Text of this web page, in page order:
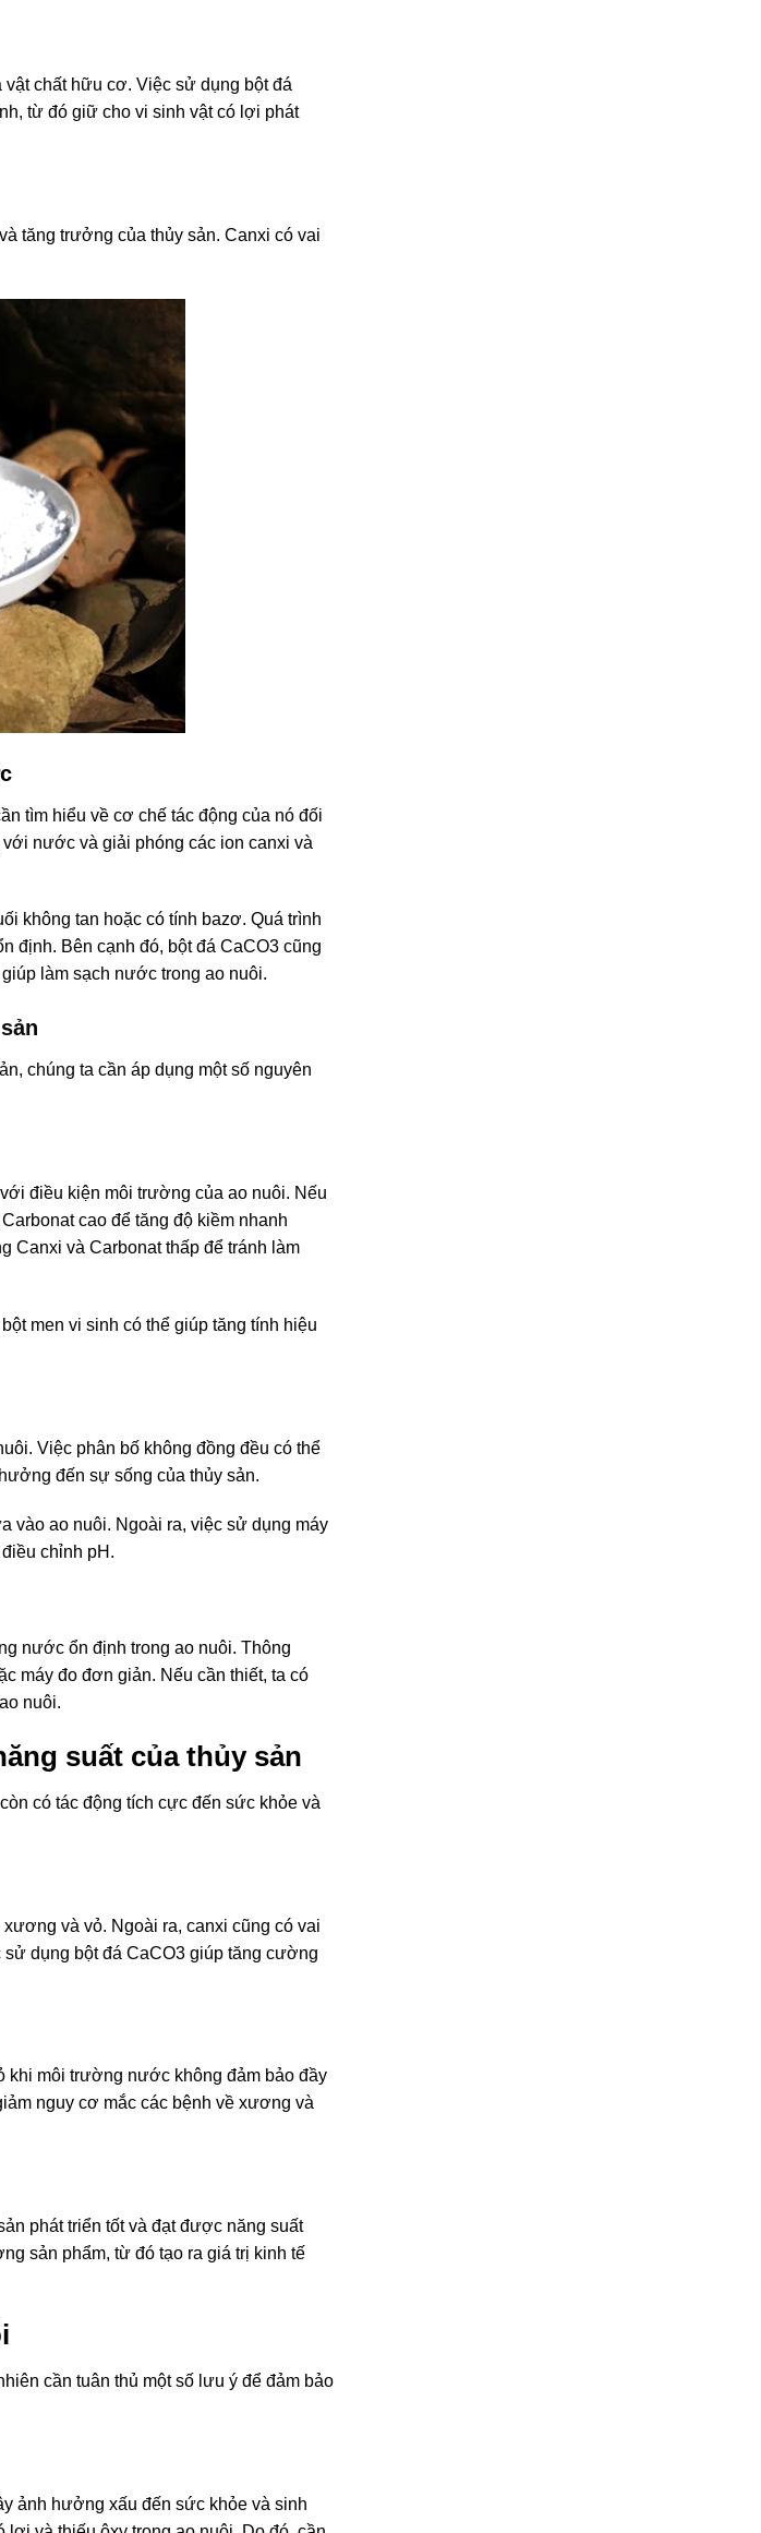
chất hữu cơ. Việc sử dụng bột đá
từ đó giữ cho vi sinh vật có lợi phát
tăng trưởng của thủy sản. Canxi có vai
tìm hiểu về cơ chế tác động của nó đối
nước và giải phóng các ion canxi và
không tan hoặc có tính bazơ. Quá trình
định. Bên cạnh đó, bột đá CaCO3 cũng
làm sạch nước trong ao nuôi.
chúng ta cần áp dụng một số nguyên
điều kiện môi trường của ao nuôi. Nếu
cao để tăng độ kiềm nhanh
Canxi và Carbonat thấp để tránh làm
men vi sinh có thể giúp tăng tính hiệu
Việc phân bố không đồng đều có thể
đến sự sống của thủy sản.
vào ao nuôi. Ngoài ra, việc sử dụng máy
chỉnh pH.
nước ổn định trong ao nuôi. Thông
máy đo đơn giản. Nếu cần thiết, ta có
nuôi.
suất của thủy sản
có tác động tích cực đến sức khỏe và
và vỏ. Ngoài ra, canxi cũng có vai
dụng bột đá CaCO3 giúp tăng cường
khi môi trường nước không đảm bảo đầy
nguy cơ mắc các bệnh về xương và
phát triển tốt và đạt được năng suất
sản phẩm, từ đó tạo ra giá trị kinh tế
cần tuân thủ một số lưu ý để đảm bảo
ảnh hưởng xấu đến sức khỏe và sinh